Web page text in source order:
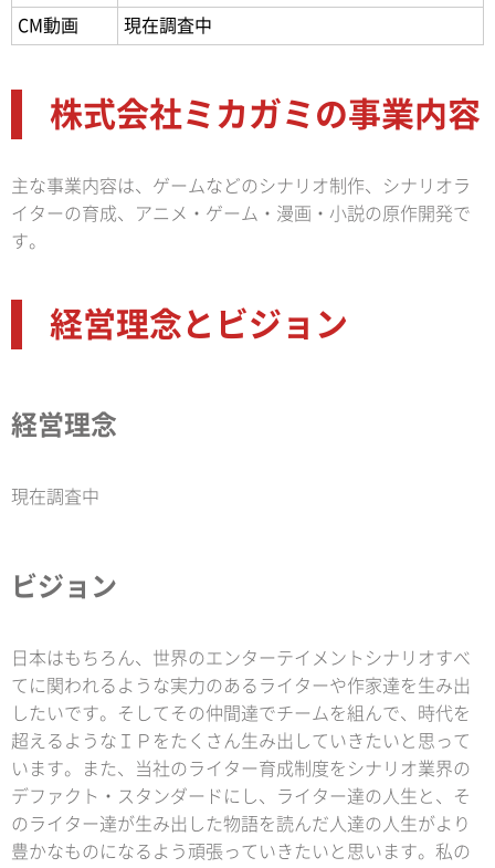
CM動画 現在調査中
株式会社ミカガミの事業内容
主な事業内容は、ゲームなどのシナリオ制作、シナリオラ
イターの育成、アニメ・ゲーム・漫画・小説の原作開発で
す。
経営理念とビジョン
経営理念
現在調査中
ビジョン
日本はもちろん、世界のエンターテイメントシナリオすべ
てに関われるような実力のあるライターや作家達を生み出
したいです。そしてその仲間達でチームを組んで、時代を
超えるようなＩＰをたくさん生み出していきたいと思って
います。また、当社のライター育成制度をシナリオ業界の
デファクト・スタンダードにし、ライター達の人生と、そ
のライター達が生み出した物語を読んだ人達の人生がより
豊かなものになるよう頑張っていきたいと思います。私の